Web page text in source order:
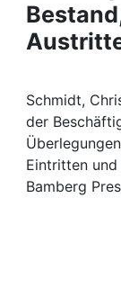
Help
Schmidt,
der
Eintritten
Bamberg